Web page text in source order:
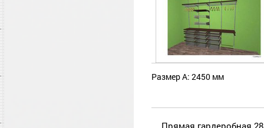
Размер А: 2450 мм
Прямая гардеробная 28